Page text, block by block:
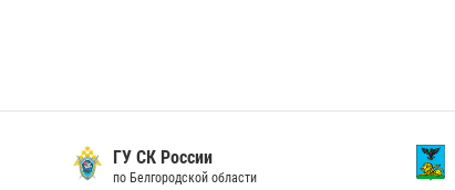
ГУ СК России
по Белгородской области